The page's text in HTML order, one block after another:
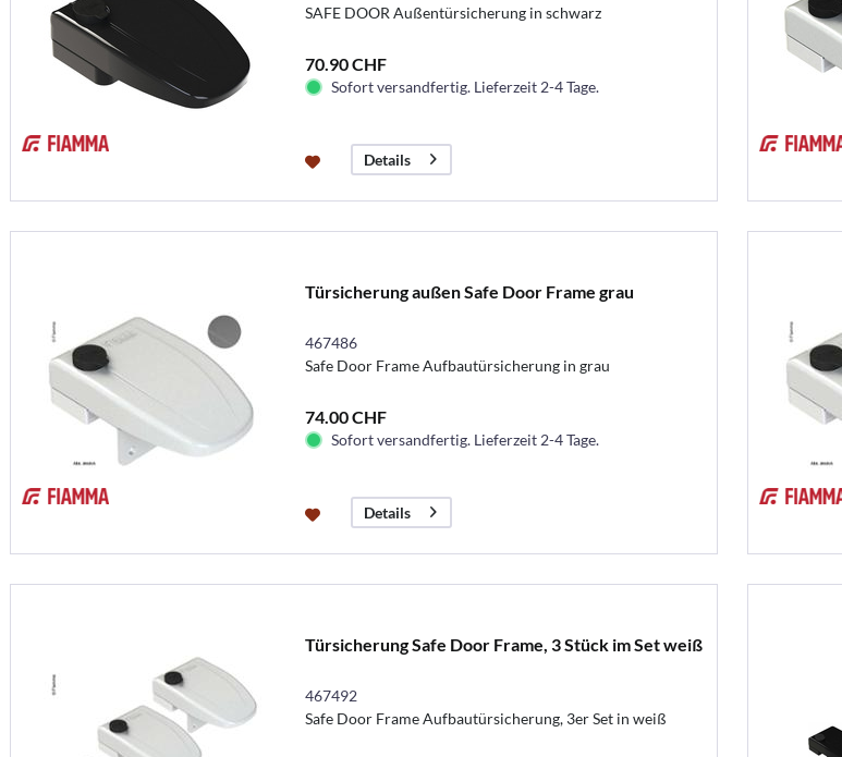
SAFE DOOR Außentürsicherung in schwarz
70.90 CHF
Sofort versandfertig. Lieferzeit 2-4 Tage.
Details
Türsicherung außen Safe Door Frame grau
467486
Safe Door Frame Aufbautürsicherung in grau
74.00 CHF
Sofort versandfertig. Lieferzeit 2-4 Tage.
Details
Türsicherung Safe Door Frame, 3 Stück im Set weiß
467492
Safe Door Frame Aufbautürsicherung, 3er Set in weiß